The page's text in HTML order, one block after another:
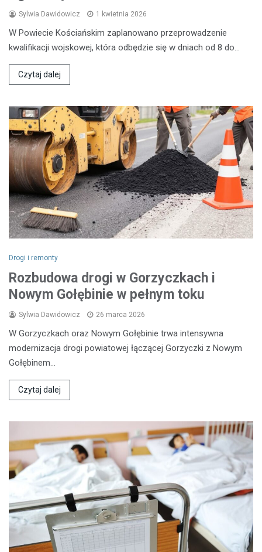
Sylwia Dawidowicz 1 kwietnia 2026
W Powiecie Kościańskim zaplanowano przeprowadzenie
kwalifikacji wojskowej, która odbędzie się w dniach od 8 do…
Czytaj dalej
Drogi i remonty
Rozbudowa drogi w Gorzyczkach i
Nowym Gołębinie w pełnym toku
Sylwia Dawidowicz 26 marca 2026
W Gorzyczkach oraz Nowym Gołębinie trwa intensywna
modernizacja drogi powiatowej łączącej Gorzyczki z Nowym
Gołębinem…
Czytaj dalej